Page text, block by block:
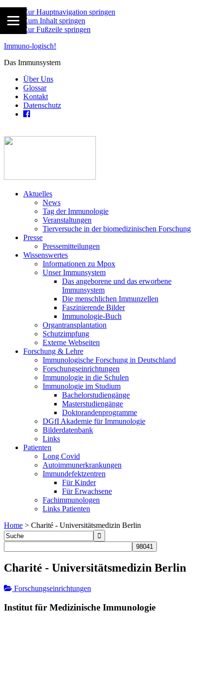
Zur Hauptnavigation springen
Zum Inhalt springen
Zur Fußzeile springen
Immuno-logisch!
Das Immunsystem
Über Uns
Glossar
Kontakt
Datenschutz
Aktuelles
News
Tag der Immunologie
Veranstaltungen
Tierversuche in der biomedizinischen Forschung
Presse
Pressemitteilungen
Wissenswertes
Informationen zu Mpox
Unser Immunsystem
Das angeborene und das erworbene
Immunsystem
Die menschlichen Immunzellen
Faszinierende Bilder
Immunologie-Buch
Organtransplantation
Schutzimpfung
Externe Webseiten
Forschung & Lehre
Immunologische Forschung in Deutschland
Forschungseinrichtungen
Immunologie in die Schulen
Immunologie im Studium
Bachelorstudiengänge
Masterstudiengänge
Doktorandenprogramme
DGfI Akademie für Immunologie
Bilderdatenbank
Links
Patienten
Long Covid
Autoimmunerkrankungen
Immundefektzentren
Für Kinder
Für Erwachsene
Fachimmunologen
Links Patienten
Home > Charité - Universitätsmedizin Berlin
Charité - Universitätsmedizin Berlin
Forschungseinrichtungen
Institut für Medizinische Immunologie